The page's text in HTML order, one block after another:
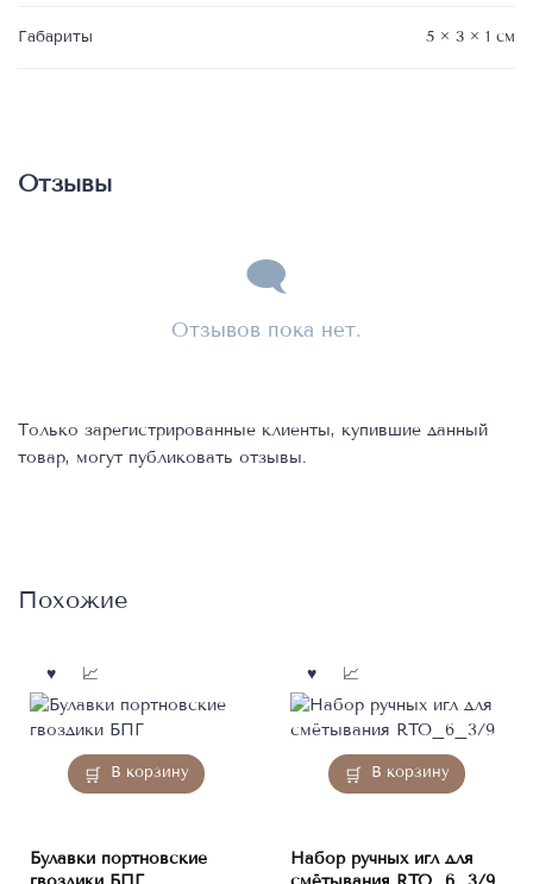
Габариты 5 × 3 × 1 см
Отзывы
Отзывов пока нет.
Только зарегистрированные клиенты, купившие данный
товар, могут публиковать отзывы.
Похожие
В корзину
Булавки портновские
В корзину
Набор ручных игл для